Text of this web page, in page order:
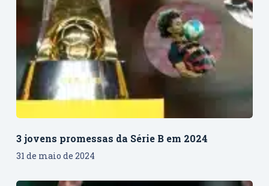
3 jovens promessas da Série B em 2024
31 de maio de 2024